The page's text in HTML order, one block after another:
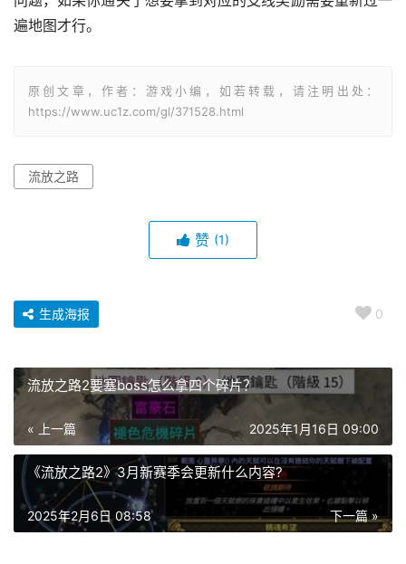
遍地图才行。
原创文章，作者：游戏小编，如若转载，请注明出处：
https://www.uc1z.com/gl/371528.html
流放之路
赞 (1)
0
生成海报
流放之路2要塞boss怎么拿四个碎片？
« 上一篇 2025年1月16日 09:00
《流放之路2》3月新赛季会更新什么内容?
下一篇 »
2025年2月6日 08:58